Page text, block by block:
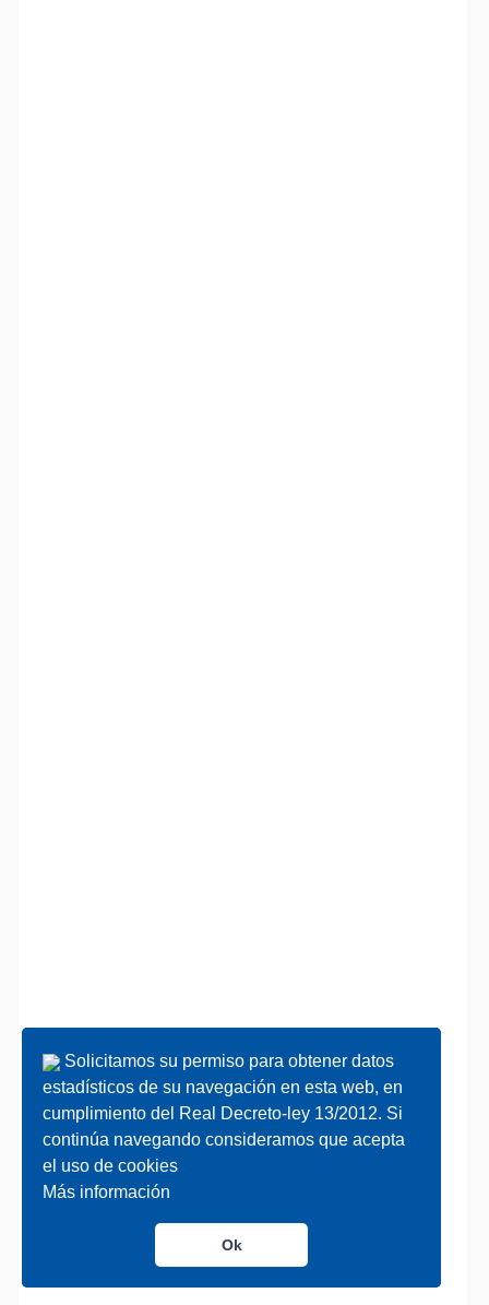
Solicitamos su permiso para obtener datos
estadísticos de su navegación en esta web, en
cumplimiento del Real Decreto-ley 13/2012. Si
continúa navegando consideramos que acepta
el uso de cookies
Más información
Ok
Solicitamos su permiso para obtener datos
estadísticos de su navegación en esta web, en
cumplimiento del Real Decreto-ley 13/2012. Si
continúa navegando consideramos que acepta
el uso de cookies
Más información
Ok